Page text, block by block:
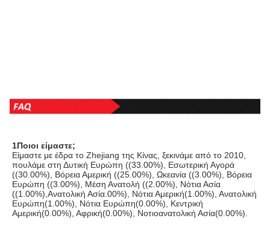
1Ποιοι είμαστε;
Είμαστε με έδρα το Zhejiang της Κίνας, ξεκινάμε από το 2010,
πουλάμε στη Δυτική Ευρώπη ((33.00%), Εσωτερική Αγορά
((30.00%), Βόρεια Αμερική ((25.00%), Ωκεανία ((3.00%), Βόρεια
Ευρώπη ((3.00%), Μέση Ανατολή ((2.00%), Νότια Ασία
((1.00%),Ανατολική Ασία.00%), Νότια Αμερική(1.00%), Ανατολική
Ευρώπη(1.00%), Νότια Ευρώπη(0.00%), Κεντρική
Αμερική(0.00%), Αφρική(0.00%), Νοτιοανατολική Ασία(0.00%).